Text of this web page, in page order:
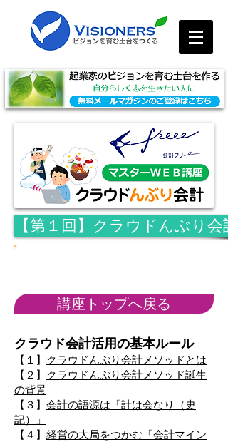
【第１回】クラウドんぶり会
講座トップへ戻る
クラウド会計活用の基本ルール
【１】 クラウドんぶり会計メソッドとは
【２】 クラウドんぶり会計メソッド誕生
の背景
【３】 会計の語源は「計は会なり（史
記）」
【４】 経営の大局をつかむ「会計マイン